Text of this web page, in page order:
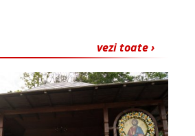
vezi toate ›